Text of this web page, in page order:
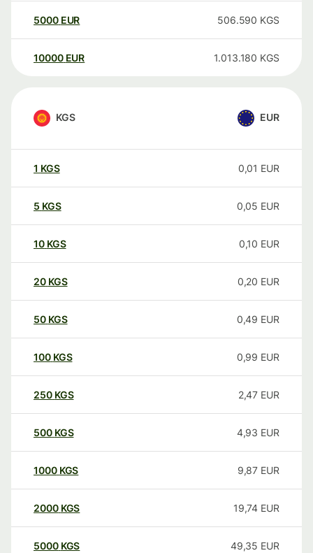
5000 EUR 506.590 KGS
10000 EUR 1.013.180 KGS
KGS EUR
1 KGS 0,01 EUR
5 KGS 0,05 EUR
10 KGS 0,10 EUR
20 KGS 0,20 EUR
50 KGS 0,49 EUR
100 KGS 0,99 EUR
250 KGS 2,47 EUR
500 KGS 4,93 EUR
1000 KGS 9,87 EUR
2000 KGS 19,74 EUR
5000 KGS 49,35 EUR